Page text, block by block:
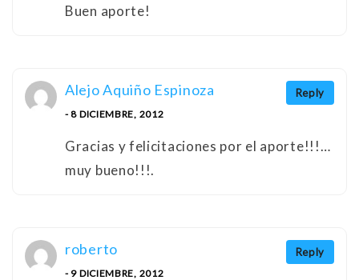
Buen aporte!
Reply
Alejo Aquiño Espinoza
- 8 DICIEMBRE, 2012
Gracias y felicitaciones por el aporte!!!…
muy bueno!!!.
Reply
roberto
- 9 DICIEMBRE, 2012